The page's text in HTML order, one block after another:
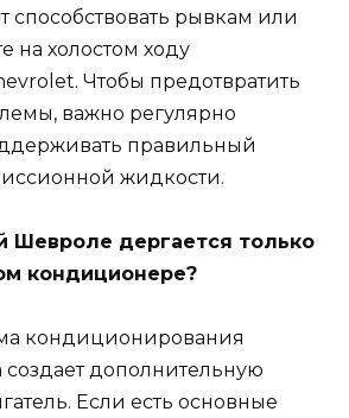
способствовать рывкам или
на холостом ходу
Чтобы предотвратить
важно регулярно
правильный
жидкости.
Шевроле дергается только
кондиционере?
кондиционирования
создает дополнительную
Если есть основные